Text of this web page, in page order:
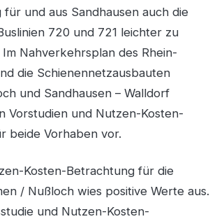
und aus Sandhausen auch die
720 und 721 leichter zu
Nahverkehrsplan des Rhein-
die Schienennetzausbauten
und Sandhausen – Walldorf
Vorstudien und Nutzen-Kosten-
beide Vorhaben vor.
Kosten-Betrachtung für die
/ Nußloch wies positive Werte aus.
und Nutzen-Kosten-